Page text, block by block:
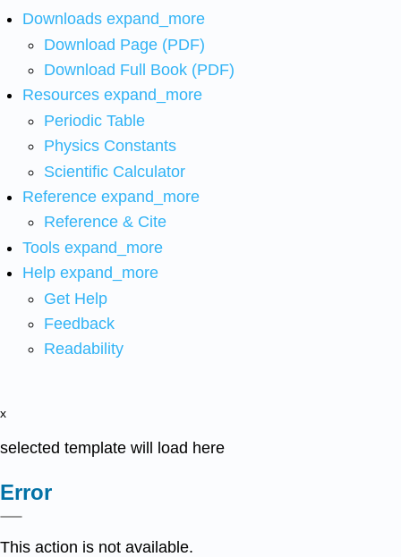
Downloads expand_more
Download Page (PDF)
Download Full Book (PDF)
Resources expand_more
Periodic Table
Physics Constants
Scientific Calculator
Reference expand_more
Reference & Cite
Tools expand_more
Help expand_more
Get Help
Feedback
Readability
x
selected template will load here
Error
This action is not available.